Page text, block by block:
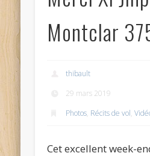
Montclar
thibault
29 mars 2019
Photos, Récits de vol,
Cet excellent week-